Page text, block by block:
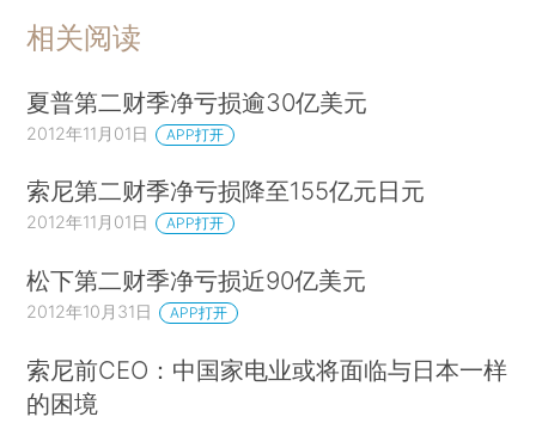
相关阅读
夏普第二财季净亏损逾30亿美元
2012年11月01日 APP打开
索尼第二财季净亏损降至155亿元日元
2012年11月01日 APP打开
松下第二财季净亏损近90亿美元
2012年10月31日 APP打开
索尼前CEO：中国家电业或将面临与日本一样
的困境